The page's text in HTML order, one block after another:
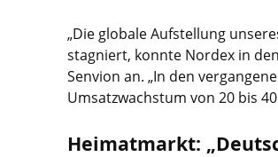
„Die globale Aufstellung
stagniert, konnte Nordex in
Senvion an. „In den
Umsatzwachstum von 20 bis
Heimatmarkt: